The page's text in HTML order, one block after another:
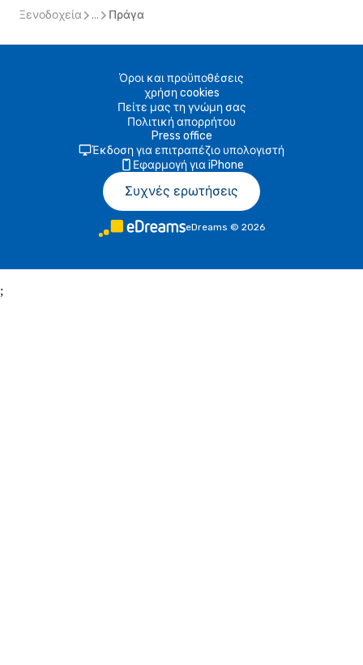
Ξενοδοχεία ... Πράγα
Όροι και προϋποθέσεις
χρήση cookies
Πείτε μας τη γνώμη σας
Πολιτική απορρήτου
Press office
Έκδοση για επιτραπέζιο υπολογιστή
Εφαρμογή για iPhone
Συχνές ερωτήσεις
eDreams © 2026
;